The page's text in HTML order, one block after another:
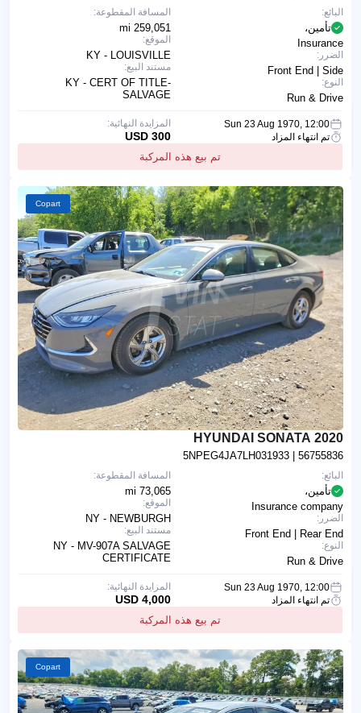
المسافة المقطوعة:
259,051 mi
الموقع:
KY - LOUISVILLE
مستند البيع:
KY - CERT OF TITLE-
SALVAGE
البائع:
تأمين،
Insurance
الضرر:
Front End | Side
النوع:
Run & Drive
Sun 23 Aug 1970, 12:00
تم انتهاء المزاد
تم بيع هذه المركبة
المزايدة النهائية:
300 USD
Copart
2020 HYUNDAI SONATA
5NPEG4JA7LH031933 | 56755836
المسافة المقطوعة:
73,065 mi
الموقع:
NY - NEWBURGH
مستند البيع:
NY - MV-907A SALVAGE
CERTIFICATE
البائع:
تأمين،
Insurance company
الضرر:
Front End | Rear End
النوع:
Run & Drive
Sun 23 Aug 1970, 12:00
تم انتهاء المزاد
تم بيع هذه المركبة
المزايدة النهائية:
4,000 USD
Copart